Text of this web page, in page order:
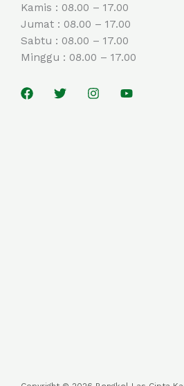
Kamis : 08.00 – 17.00
Jumat : 08.00 – 17.00
Sabtu : 08.00 – 17.00
Minggu : 08.00 – 17.00